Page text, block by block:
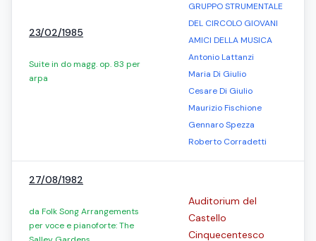
23/02/1985
Suite in do magg. op. 83 per
arpa
GRUPPO STRUMENTALE
DEL CIRCOLO GIOVANI
AMICI DELLA MUSICA
Antonio Lattanzi
Maria Di Giulio
Cesare Di Giulio
Maurizio Fischione
Gennaro Spezza
Roberto Corradetti
27/08/1982
da Folk Song Arrangements
per voce e pianoforte: The
Auditorium del
Castello
Cinquecentesco